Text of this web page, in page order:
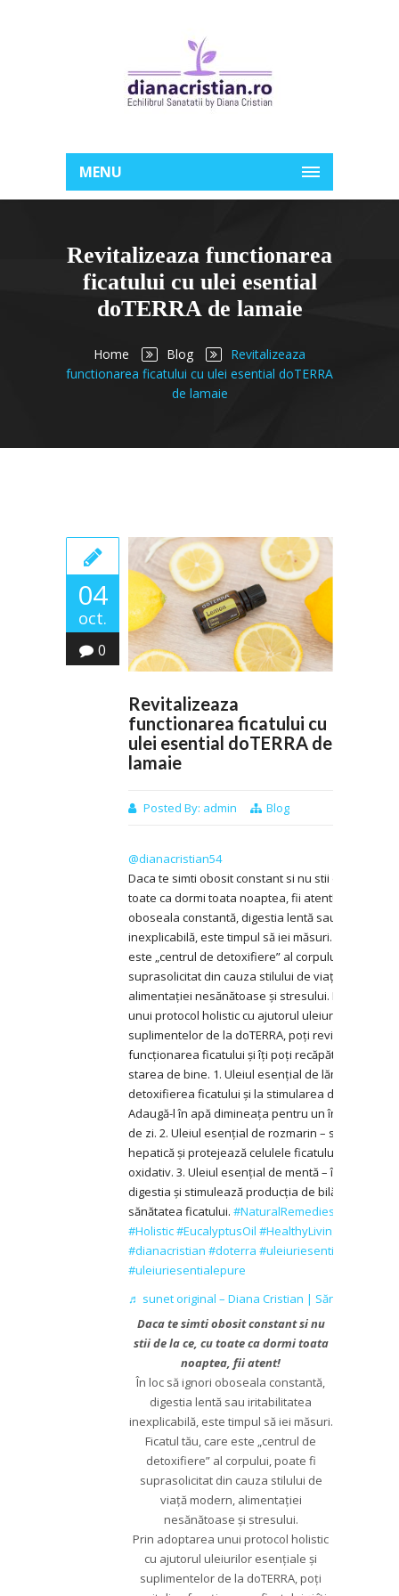
MENU
Revitalizeaza functionarea
ficatului cu ulei esential
doTERRA de lamaie
Home Blog
Revitalizeaza
functionarea ficatului cu ulei esential doTERRA
de lamaie
04
oct.
0
Revitalizeaza
functionarea ficatului cu
ulei esential doTERRA de
lamaie
Posted By: admin Blog
@dianacristian54
Daca te simti obosit constant si nu stii de la ce, cu
toate ca dormi toata noaptea, fii atent! În loc să
oboseala constantă, digestia lentă sau
inexplicabilă, este timpul să iei măsuri. Ficatul tău,
este „centrul de detoxifiere” al corpului, poate fi
suprasolicitat din cauza stilului de viață modern,
alimentației nesănătoase și stresului. Prin
unui protocol holistic cu ajutorul uleiurilor
suplimentelor de la doTERRA, poți revitaliza
funcționarea ficatului și îți poți recăpăta energia și
starea de bine. 1. Uleiul esențial de lămâie – ajută
detoxifierea ficatului și la stimularea digestiei.
Adaugă-l în apă dimineața pentru un început
de zi. 2. Uleiul esențial de rozmarin – sprijină
hepatică și protejează celulele ficatului de stresul
oxidativ. 3. Uleiul esențial de mentă –
digestia și stimulează producția de bilă, sprijinind
sănătatea ficatului. #NaturalRemedies
#Holistic#EucalyptusOil #HealthyLivingt
#dianacristian #doterra #uleiuriesentialedoterra
#uleiuriesentialepure
♬ sunet original – Diana Cristian | Sănătate bio
Daca te simti obosit constant si nu
stii de la ce, cu toate ca dormi toata
noaptea, fii atent!
În loc să ignori oboseala constantă,
digestia lentă sau iritabilitatea
inexplicabilă, este timpul să iei măsuri.
Ficatul tău, care este „centrul de
detoxifiere” al corpului, poate fi
suprasolicitat din cauza stilului de
viață modern, alimentației
nesănătoase și stresului.
Prin adoptarea unui protocol holistic
cu ajutorul uleiurilor esențiale și
suplimentelor de la doTERRA, poți